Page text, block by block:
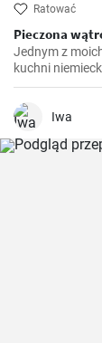
Ratować
Pieczona
Jednym z
kuchni
to danie we
poprawki, aby
się nim z wami
Iwa